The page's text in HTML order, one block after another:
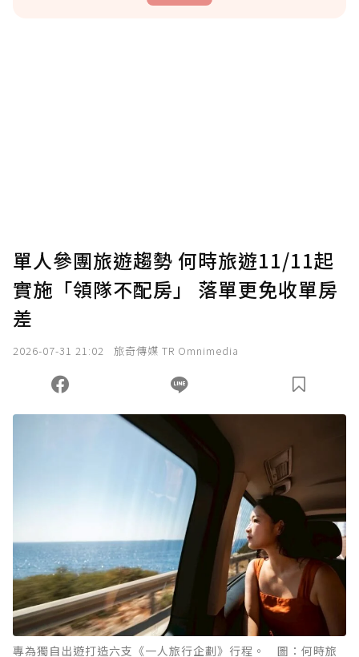
確認送出
您當前剩餘 U 利點數：0點；前往 購買點數
單人參團旅遊趨勢 何時旅遊11/11起
實施「領隊不配房」 落單更免收單房
差
2026-07-31 21:02 旅奇傳媒 TR Omnimedia
專為獨自出遊打造六支《一人旅行企劃》行程。 圖：何時旅